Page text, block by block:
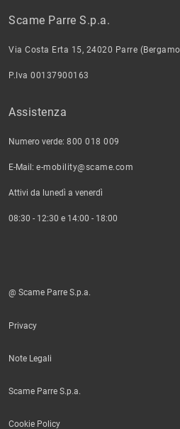
Scame Parre S.p.a.
Via Costa Erta 15, 24020 Parre
P.Iva 00137900163
Assistenza
Numero verde: 800 018 009
E-Mail: e-mobility@scame.com
Attivi da lunedì a venerdì
08:30 - 12:30 e 14:00 - 18:00
@ Scame Parre S.p.a.
Privacy
Note Legali
Scame Parre S.p.a.
Cookie Policy